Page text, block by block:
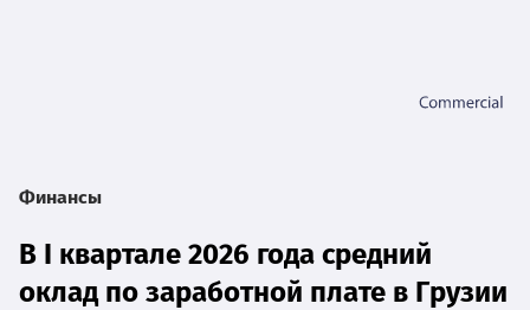
Финансы
В I квартале 2026 года средний
оклад по заработной плате в Грузии